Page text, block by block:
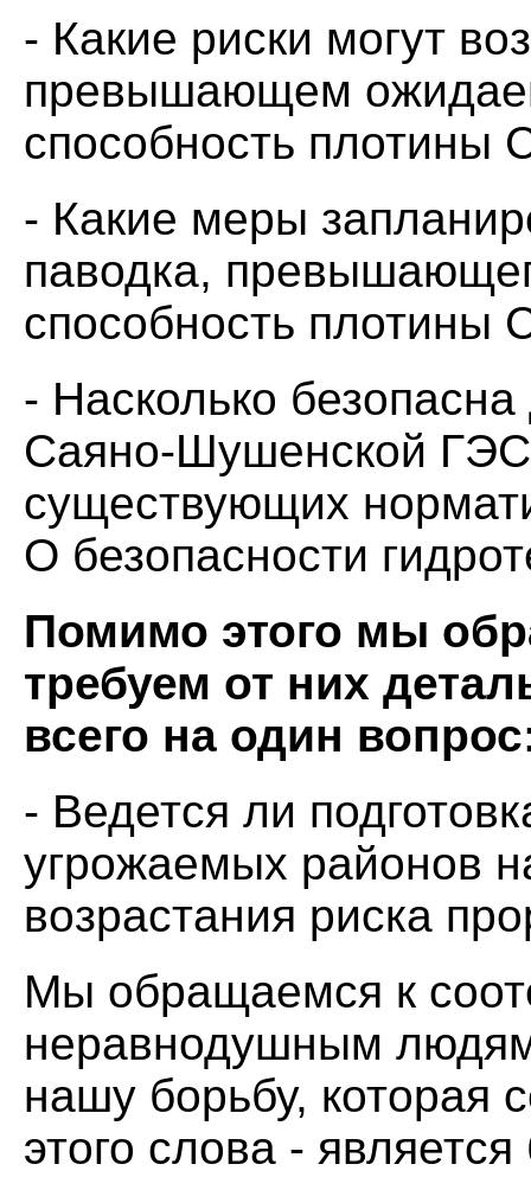
- Какие риски могут
превышающем
способность
- Какие меры
паводка,
способность
- Насколько
Саяно-Шушенской
существующих
О безопасности
Помимо этого мы
требуем от них
всего на один
- Ведется ли
угрожаемых районов
возрастания риска
Мы обращаемся к
неравнодушным
нашу борьбу, которая
этого слова -